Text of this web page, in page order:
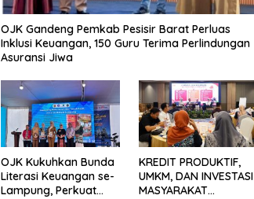
OJK Gandeng Pemkab Pesisir Barat Perluas
Inklusi Keuangan, 150 Guru Terima Perlindungan
Asuransi Jiwa
OJK Kukuhkan Bunda
Literasi Keuangan se-
Lampung, Perkuat
KREDIT PRODUKTIF,
UMKM, DAN INVESTASI
MASYARAKAT